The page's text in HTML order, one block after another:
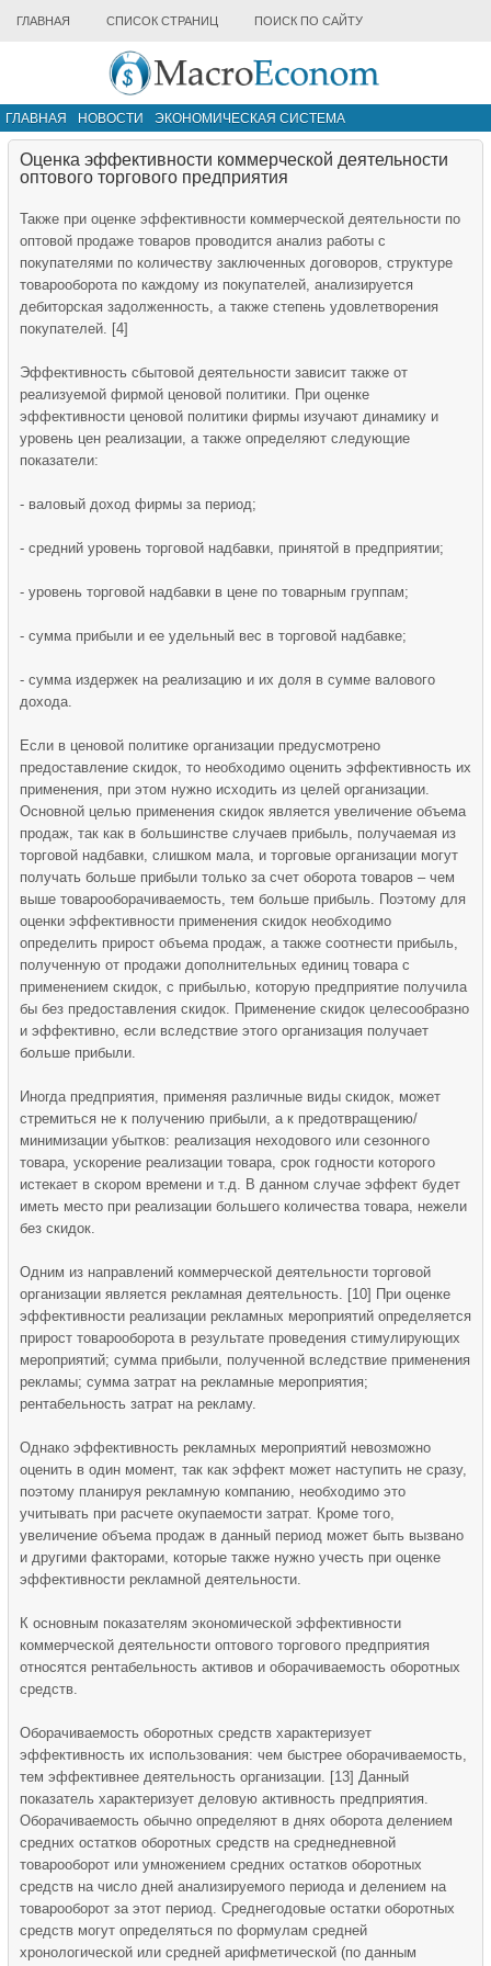
ГЛАВНАЯ СПИСОК СТРАНИЦ ПОИСК ПО САЙТУ
ГЛАВНАЯ НОВОСТИ
ЭКОНОМИЧЕСКАЯ СИСТЕМА
ИНФРАСТРУКТУРА РЫНКА
Оценка эффективности коммерческой деятельности
оптового торгового предприятия
Также при оценке эффективности коммерческой деятельности по
оптовой продаже товаров проводится анализ работы с
покупателями по количеству заключенных договоров, структуре
товарооборота по каждому из покупателей, анализируется
дебиторская задолженность, а также степень удовлетворения
покупателей. [4]
Эффективность сбытовой деятельности зависит также от
реализуемой фирмой ценовой политики. При оценке
эффективности ценовой политики фирмы изучают динамику и
уровень цен реализации, а также определяют следующие
показатели:
- валовый доход фирмы за период;
- средний уровень торговой надбавки, принятой в предприятии;
- уровень торговой надбавки в цене по товарным группам;
- сумма прибыли и ее удельный вес в торговой надбавке;
- сумма издержек на реализацию и их доля в сумме валового
дохода.
Если в ценовой политике организации предусмотрено
предоставление скидок, то необходимо оценить эффективность их
применения, при этом нужно исходить из целей организации.
Основной целью применения скидок является увеличение объема
продаж, так как в большинстве случаев прибыль, получаемая из
торговой надбавки, слишком мала, и торговые организации могут
получать больше прибыли только за счет оборота товаров – чем
выше товарооборачиваемость, тем больше прибыль. Поэтому для
оценки эффективности применения скидок необходимо
определить прирост объема продаж, а также соотнести прибыль,
полученную от продажи дополнительных единиц товара с
применением скидок, с прибылью, которую предприятие получила
бы без предоставления скидок. Применение скидок целесообразно
и эффективно, если вследствие этого организация получает
больше прибыли.
Иногда предприятия, применяя различные виды скидок, может
стремиться не к получению прибыли, а к предотвращению/
минимизации убытков: реализация неходового или сезонного
товара, ускорение реализации товара, срок годности которого
истекает в скором времени и т.д. В данном случае эффект будет
иметь место при реализации большего количества товара, нежели
без скидок.
Одним из направлений коммерческой деятельности торговой
организации является рекламная деятельность. [10] При оценке
эффективности реализации рекламных мероприятий определяется
прирост товарооборота в результате проведения стимулирующих
мероприятий; сумма прибыли, полученной вследствие применения
рекламы; сумма затрат на рекламные мероприятия;
рентабельность затрат на рекламу.
Однако эффективность рекламных мероприятий невозможно
оценить в один момент, так как эффект может наступить не сразу,
поэтому планируя рекламную компанию, необходимо это
учитывать при расчете окупаемости затрат. Кроме того,
увеличение объема продаж в данный период может быть вызвано
и другими факторами, которые также нужно учесть при оценке
эффективности рекламной деятельности.
К основным показателям экономической эффективности
коммерческой деятельности оптового торгового предприятия
относятся рентабельность активов и оборачиваемость оборотных
средств.
Оборачиваемость оборотных средств характеризует
эффективность их использования: чем быстрее оборачиваемость,
тем эффективнее деятельность организации. [13] Данный
показатель характеризует деловую активность предприятия.
Оборачиваемость обычно определяют в днях оборота делением
средних остатков оборотных средств на среднедневной
товарооборот или умножением средних остатков оборотных
средств на число дней анализируемого периода и делением на
товарооборот за этот период. Среднегодовые остатки оборотных
средств могут определяться по формулам средней
хронологической или средней арифметической (по данным